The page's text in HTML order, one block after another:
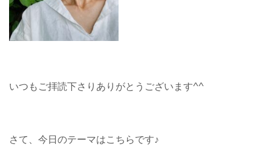
いつもご拝読下さりありがとうございます^^
さて、今日のテーマはこちらです♪